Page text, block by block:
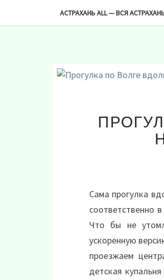
АСТРАХАНЬ ALL — ВСЯ
Сама прогулка
соответственно
Что бы не
ускоренную
проезжаем
детская